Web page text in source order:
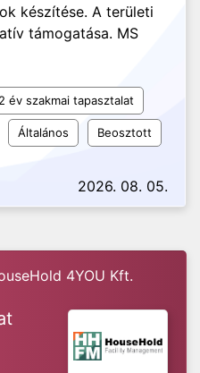
készítése. A területi
támogatása. MS
év szakmai tapasztalat
Általános Beosztott
2026. 08. 05.
4YOU Kft.